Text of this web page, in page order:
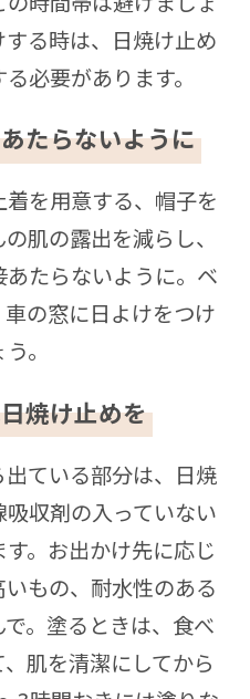
る時は、日焼け止め
必要があります。
たらないように
を用意する、帽子を
肌の露出を減らし、
たらないように。ベ
の窓に日よけをつけ
。
焼け止めを
ている部分は、日焼
収剤の入っていない
。お出かけ先に応じ
もの、耐水性のある
。塗るときは、食べ
肌を清潔にしてから